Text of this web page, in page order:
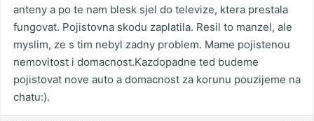
anteny a po te nam blesk sjel do televize, ktera prestala
fungovat. Pojistovna skodu zaplatila. Resil to manzel, ale
myslim, ze s tim nebyl zadny problem. Mame pojistenou
nemovitost i domacnost.Kazdopadne ted budeme
pojistovat nove auto a domacnost za korunu pouzijeme na
chatu:).